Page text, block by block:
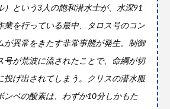
）という3人の飽和潜水士が、水深91
業を行っている最中、タロス号のコン
が異常をきたす非常事態が発生。制御
号が荒波に流されたことで、命綱が切
投げ出されてしまう。クリスの潜水服
ンベの酸素は、わずか10分しかもた